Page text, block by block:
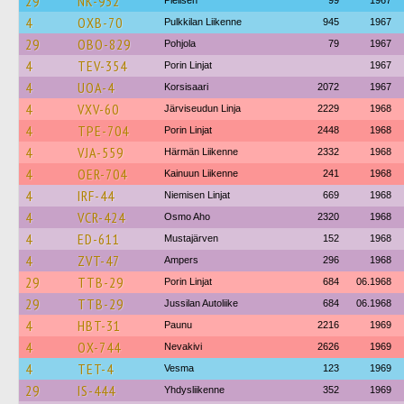
4 OXB-70 Pulkkilan Liikenne 945 1967
29 OBO-829 Pohjola 79 1967
4 TEV-354 Porin Linjat 1967
4 UOA-4 Korsisaari 2072 1967
4 VXV-60 Järviseudun Linja 2229 1968
4 TPE-704 Porin Linjat 2448 1968
4 VJA-559 Härmän Liikenne 2332 1968
4 OER-704 Kainuun Liikenne 241 1968
4 IRF-44 Niemisen Linjat 669 1968
4 VCR-424 Osmo Aho 2320 1968
4 ED-611 Mustajärven 152 1968
4 ZVT-47 Ampers 296 1968
29 TTB-29 Porin Linjat 684 06.1968
29 TTB-29 Jussilan Autoliike 684 06.1968
4 HBT-31 Paunu 2216 1969
4 OX-744 Nevakivi 2626 1969
4 TET-4 Vesma 123 1969
29 IS-444 Yhdysliikenne 352 1969